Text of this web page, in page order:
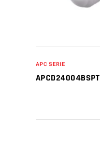
APC SERIE
APCD24004BSPT